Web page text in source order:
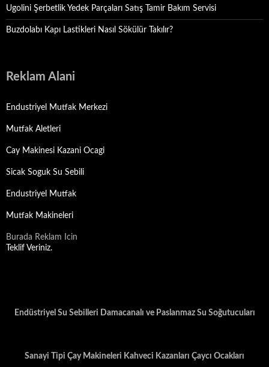
Ugolini Şerbetlik Yedek Parçaları Satış Tamir Bakım Servisi
Buzdolabı Kapı Lastikleri Nasıl Sökülür Takılır?
Reklam Alani
Endustriyel Mutfak Merkezi
Mutfak Aletleri
Cay Makinesi Kazani Ocagi
Sicak Soguk Su Sebili
Endustriyel Mutfak
Mutfak Makineleri
Burada Reklam Icin
Teklif Veriniz.
Endüstriyel Su Sebilleri Damacanalı ve Paslanmaz Su Soğutucuları
Sanayi Tipi Çay Makineleri Kahveci Kazanları Çaycı Ocakları